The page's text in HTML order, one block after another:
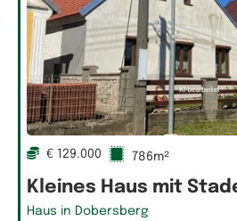
Auswahlfeld Räume.
€ 129.000 786m²
Kleines Haus mit
Haus in Dobersberg